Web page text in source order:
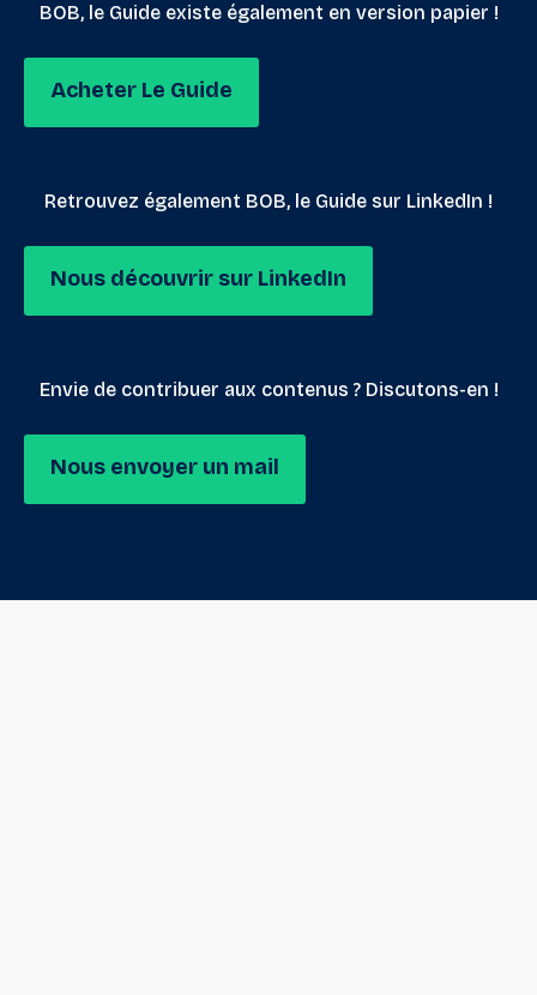
BOB, le Guide existe également en version papier !
Acheter Le Guide
Retrouvez également BOB, le Guide sur LinkedIn !
Nous découvrir sur LinkedIn
Envie de contribuer aux contenus ? Discutons-en !
Nous envoyer un mail